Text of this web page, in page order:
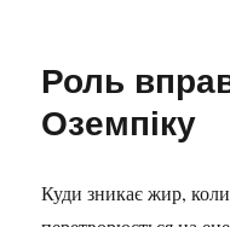
Роль
Оземпіку
Куди зникає жир,